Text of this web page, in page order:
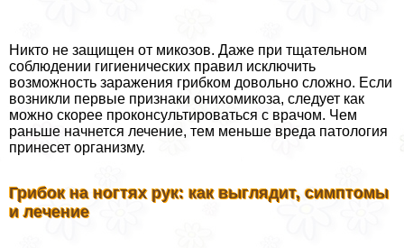
Никто не защищен от микозов. Даже при тщательном
соблюдении гигиенических правил исключить
возможность заражения грибком довольно сложно. Если
возникли первые признаки онихомикоза, следует как
можно скорее проконсультироваться с врачом. Чем
раньше начнется лечение, тем меньше вреда патология
принесет организму.
Грибок на ногтях рук: как выглядит, симптомы
и лечение